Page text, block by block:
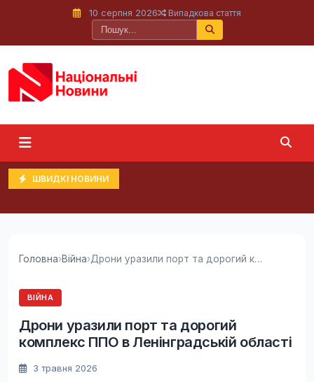
10 серпня 2026 Випадкова стаття
ШВИДКІ НОВИНИ
Головна›Війна› Дрони уразили порт та дорогий комплекс ППО в...
ВІЙНА
Дрони уразили порт та дорогий
комплекс ППО в Ленінградській області
3 травня 2026